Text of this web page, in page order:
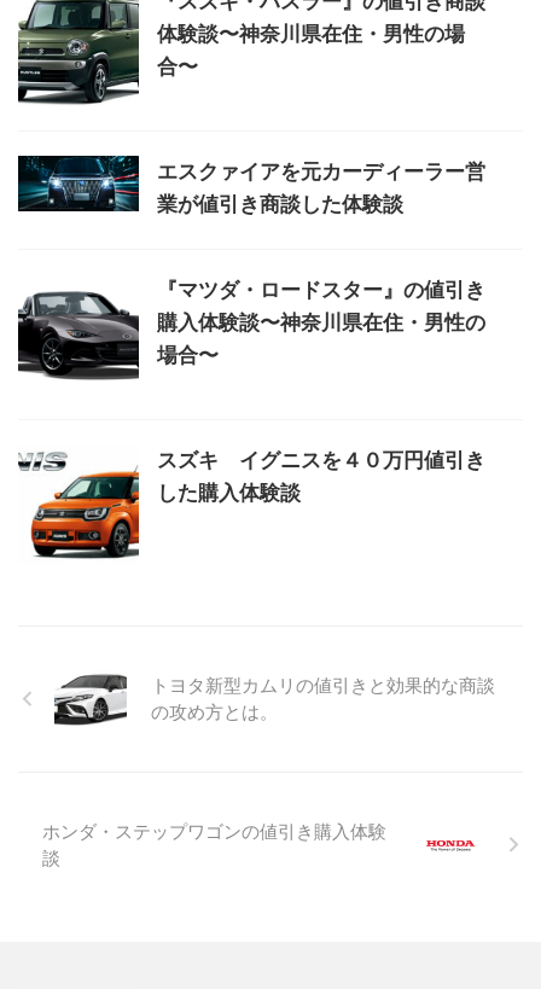
体験談〜神奈川県在住・男性の場
合〜
エスクァイアを元カーディーラー営
業が値引き商談した体験談
『マツダ・ロードスター』の値引き
購入体験談〜神奈川県在住・男性の
場合〜
スズキ イグニスを４０万円値引き
した購入体験談
トヨタ新型カムリの値引きと効果的な商談
の攻め方とは。
ホンダ・ステップワゴンの値引き購入体験
談